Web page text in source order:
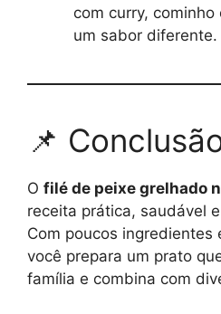
com curry,
um sabor diferente.
📌
O filé de peixe grelhado
receita prática, saudável
Com poucos ingredientes
você prepara um prato
família e combina com